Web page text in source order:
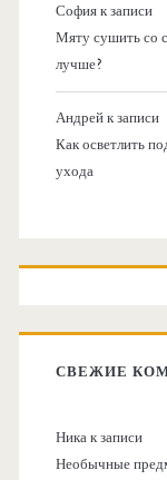
Софияк записи
Мяту сушить со
лучше?
Андрейк записи
Как осветлить
ухода
СВЕЖИЕ
Никак записи
Необычные